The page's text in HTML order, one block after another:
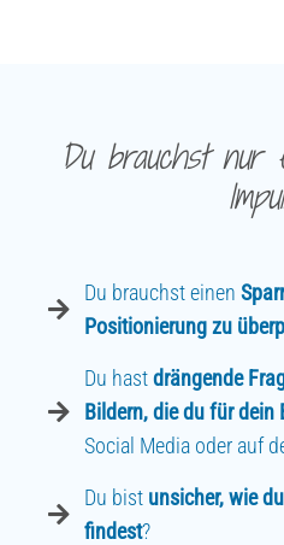
Du brauchst nur
Du brauchst einen
Positionierung zu
Du hastdrängende
Bildern, die du für dein
Social Media oder auf
Du bist unsicher, wie
findest?